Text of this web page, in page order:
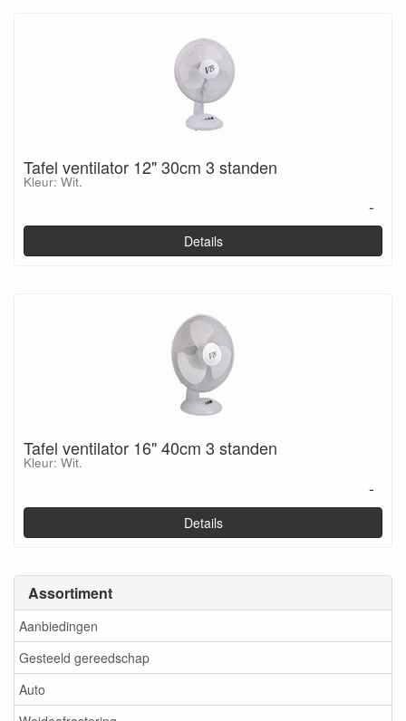
Assortiment
Aanbiedingen
Gesteeld gereedschap
Auto
Tafel ventilator 12" 30cm 3 standen
Kleur: Wit.
-
Details
Tafel ventilator 16" 40cm 3 standen
Kleur: Wit.
-
Details